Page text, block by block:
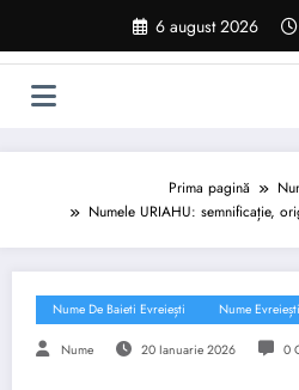
conținut
6 august 2026
Prima pagină
Numele URIAHU: semnificație,
Nume De Baieti Evreiești Nume Evreiești
Nume 20 Ianuarie 2026 0